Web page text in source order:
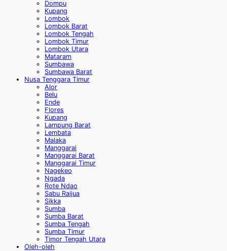
Dompu
Kupang
Lombok
Lombok Barat
Lombok Tengah
Lombok Timur
Lombok Utara
Mataram
Sumbawa
Sumbawa Barat
Nusa Tenggara Timur
Alor
Belu
Ende
Flores
Kupang
Lampung Barat
Lembata
Malaka
Manggarai
Manggarai Barat
Manggarai Timur
Nagekeo
Ngada
Rote Ndao
Sabu Raijua
Sikka
Sumba
Sumba Barat
Sumba Tengah
Sumba Timur
Timor Tengah Utara
Oleh-oleh